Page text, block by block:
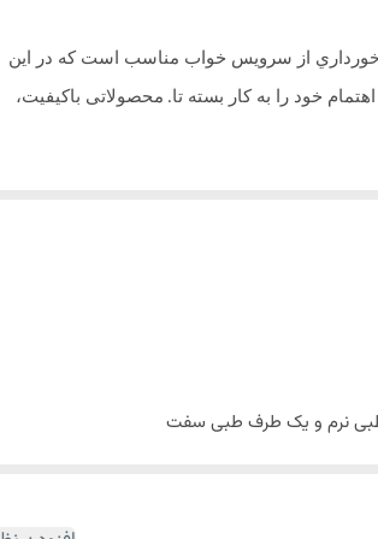
از سرويس خواب مناسب است كه در اين
خود را به کار بسته تا. محصولاتی باکیفیت،
طبی نرم و یک طرف طبی سفت